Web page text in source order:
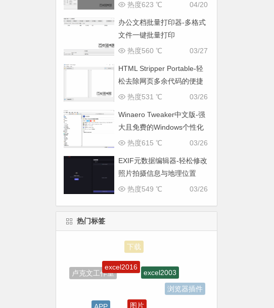
04/20
热度623 ℃
办公文档批量打印器-多格式
文件一键批量打印
03/27
热度560 ℃
HTML Stripper Portable-轻
松去除网页多余代码的便捷
工具
03/26
热度531 ℃
Winaero Tweaker中文版-强
大且免费的Windows个性化
与系统优化工具
03/26
热度615 ℃
EXIF元数据编辑器-轻松修改
照片拍摄信息与地理位置
03/26
热度549 ℃
热门标签
卢克文工作室
excel2016
excel2003
浏览器插件
APP
图片